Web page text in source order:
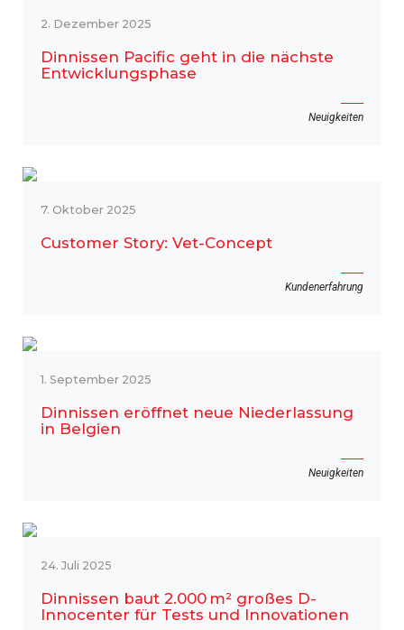
2. Dezember 2025
Dinnissen Pacific geht in die nächste
Entwicklungsphase
Neuigkeiten
7. Oktober 2025
Customer Story: Vet-Concept
Kundenerfahrung
1. September 2025
Dinnissen eröffnet neue Niederlassung
in Belgien
Neuigkeiten
24. Juli 2025
Dinnissen baut 2.000 m² großes D-
Innocenter für Tests und Innovationen